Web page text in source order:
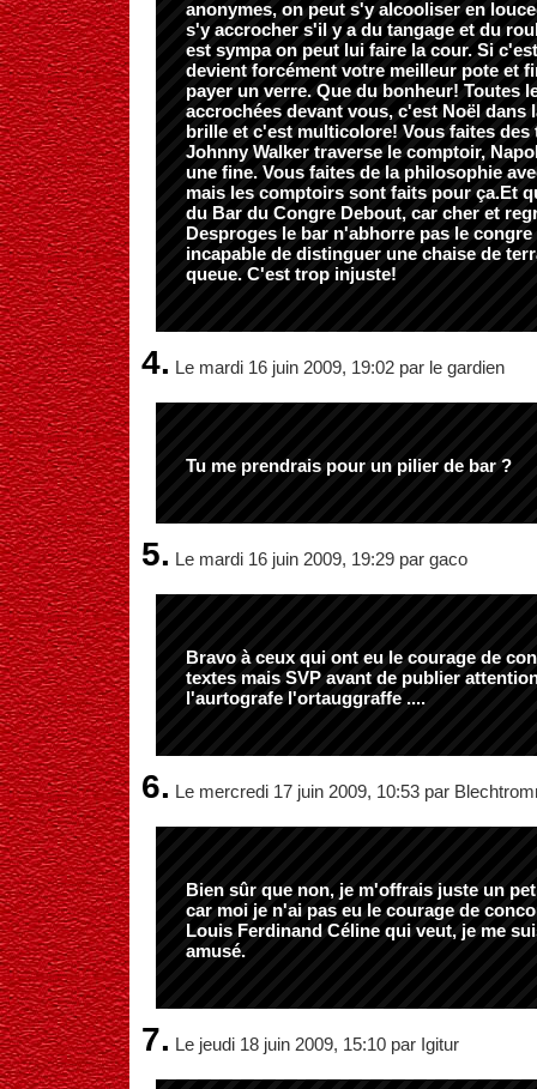
anonymes, on peut s'y alcooliser en
s'y accrocher s'il y a du tangage et du
est sympa on peut lui faire la cour. Si
devient forcément votre meilleur pote et
payer un verre. Que du bonheur! Toutes
accrochées devant vous, c'est Noël dans
brille et c'est multicolore! Vous faites des
Johnny Walker traverse le comptoir,
une fine. Vous faites de la philosophie
mais les comptoirs sont faits pour ça.Et
du Bar du Congre Debout, car cher et
Desproges le bar n'abhorre pas le
incapable de distinguer une chaise de
queue. C'est trop injuste!
4. Le mardi 16 juin 2009, 19:02 par le gardien
Tu me prendrais pour un pilier de bar ?
5. Le mardi 16 juin 2009, 19:29 par gaco
Bravo à ceux qui ont eu le courage de
textes mais SVP avant de publier
l'aurtografe l'ortauggraffe ....
6. Le mercredi 17 juin 2009, 10:53 par
Bien sûr que non, je m'offrais juste un
car moi je n'ai pas eu le courage de
Louis Ferdinand Céline qui veut, je me
amusé.
7. Le jeudi 18 juin 2009, 15:10 par Igitur